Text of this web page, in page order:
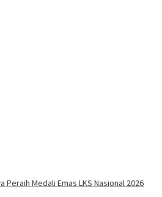
Peraih Medali Emas LKS Nasional 2026